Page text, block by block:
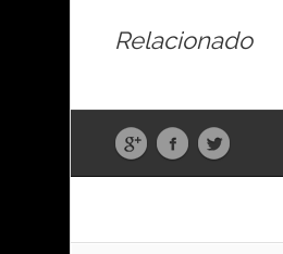
Relacionado